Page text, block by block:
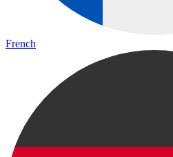
French